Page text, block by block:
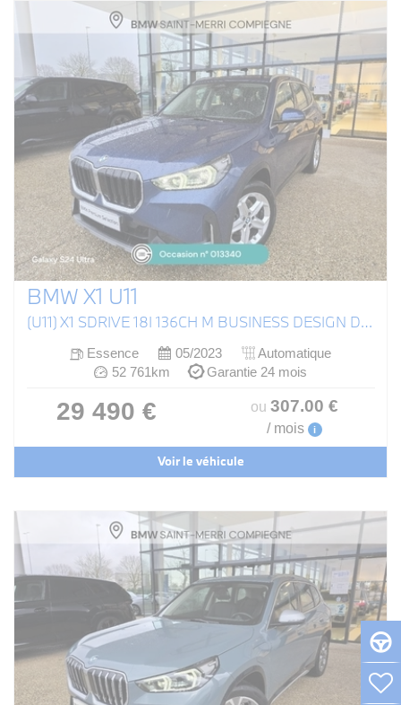
BMW X1 U11
(U11) X1 SDRIVE 18I 136CH M BUSINESS DESIGN DKG7
Essence 05/2023
Automatique
52 761km
Garantie 24 mois
29 490 € ou 307.00 €
/ mois i
Voir le véhicule